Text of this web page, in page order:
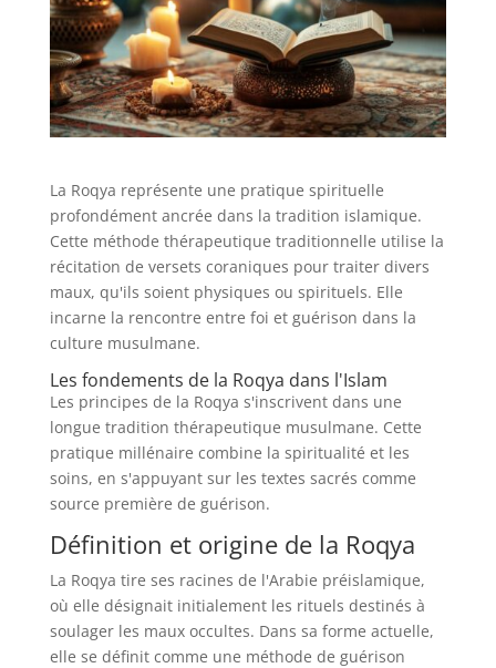
La Roqya représente une pratique spirituelle
profondément ancrée dans la tradition islamique.
Cette méthode thérapeutique traditionnelle utilise la
récitation de versets coraniques pour traiter divers
maux, qu'ils soient physiques ou spirituels. Elle
incarne la rencontre entre foi et guérison dans la
culture musulmane.
Les fondements de la Roqya dans l'Islam
Les principes de la Roqya s'inscrivent dans une
longue tradition thérapeutique musulmane. Cette
pratique millénaire combine la spiritualité et les
soins, en s'appuyant sur les textes sacrés comme
source première de guérison.
Définition et origine de la Roqya
La Roqya tire ses racines de l'Arabie préislamique,
où elle désignait initialement les rituels destinés à
soulager les maux occultes. Dans sa forme actuelle,
elle se définit comme une méthode de guérison